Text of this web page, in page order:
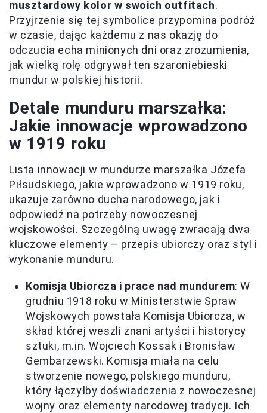
musztardowy kolor w swoich outfitach.
Przyjrzenie się tej symbolice przypomina podróż
w czasie, dając każdemu z nas okazję do
odczucia echa minionych dni oraz zrozumienia,
jak wielką rolę odgrywał ten szaroniebieski
mundur w polskiej historii.
Detale munduru marszałka:
Jakie innowacje wprowadzono
w 1919 roku
Lista innowacji w mundurze marszałka Józefa
Piłsudskiego, jakie wprowadzono w 1919 roku,
ukazuje zarówno ducha narodowego, jak i
odpowiedź na potrzeby nowoczesnej
wojskowości. Szczególną uwagę zwracają dwa
kluczowe elementy – przepis ubiorczy oraz styl i
wykonanie munduru.
Komisja Ubiorcza i prace nad mundurem: W
grudniu 1918 roku w Ministerstwie Spraw
Wojskowych powstała Komisja Ubiorcza, w
skład której weszli znani artyści i historycy
sztuki, m.in. Wojciech Kossak i Bronisław
Gembarzewski. Komisja miała na celu
stworzenie nowego, polskiego munduru,
który łączyłby doświadczenia z nowoczesnej
wojny oraz elementy narodowej tradycji. Ich